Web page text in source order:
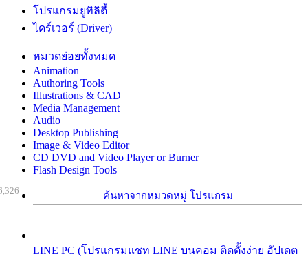
โปรแกรมยูทิลิตี้
ไดร์เวอร์ (Driver)
หมวดย่อยทั้งหมด
Animation
Authoring Tools
Illustrations & CAD
Media Management
Audio
Desktop Publishing
Image & Video Editor
CD DVD and Video Player or Burner
Flash Design Tools
ค้นหาจากหมวดหมู่ โปรแกรม
LINE PC (โปรแกรมแชท LINE บนคอม ติดตั้งง่าย อัปเดต